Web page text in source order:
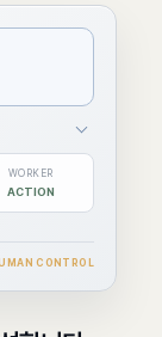
WORKER
ACTION
CONTROL